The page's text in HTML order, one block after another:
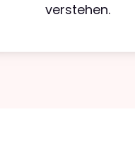
verstehen.